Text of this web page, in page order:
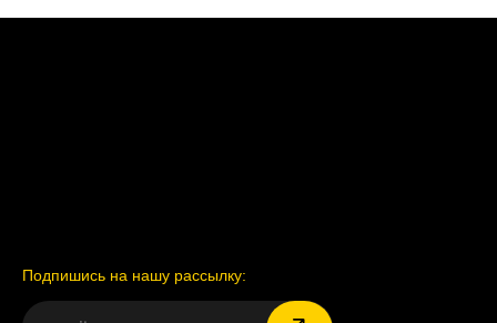
Подпишись на нашу рассылку: